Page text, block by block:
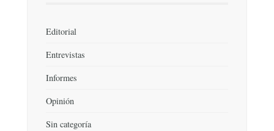
Editorial
Entrevistas
Informes
Opinión
Sin categoría